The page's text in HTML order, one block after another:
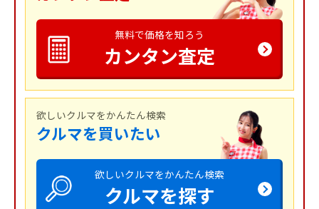
無料で価格を知ろう
カンタン査定
欲しいクルマをかんたん検索
クルマを買いたい
欲しいクルマをかんたん検索
クルマを探す